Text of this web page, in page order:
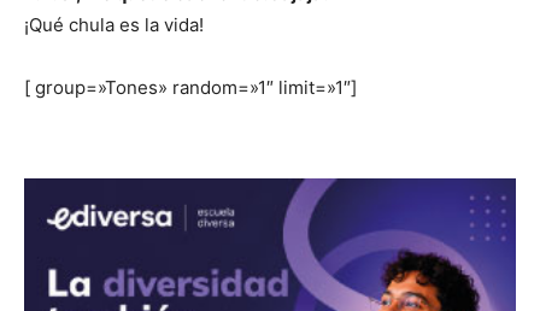
¡Qué chula es la vida!
[ group=»Tones» random=»1″ limit=»1″]